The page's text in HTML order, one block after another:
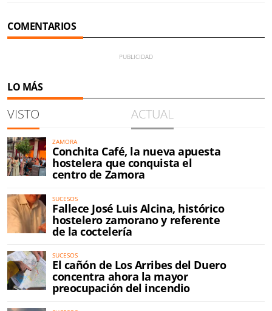
COMENTARIOS
LO MÁS
VISTO ACTUAL
ZAMORA
Conchita Café, la nueva apuesta
hostelera que conquista el
centro de Zamora
SUCESOS
Fallece José Luis Alcina, histórico
hostelero zamorano y referente
de la coctelería
SUCESOS
El cañón de Los Arribes del Duero
concentra ahora la mayor
preocupación del incendio